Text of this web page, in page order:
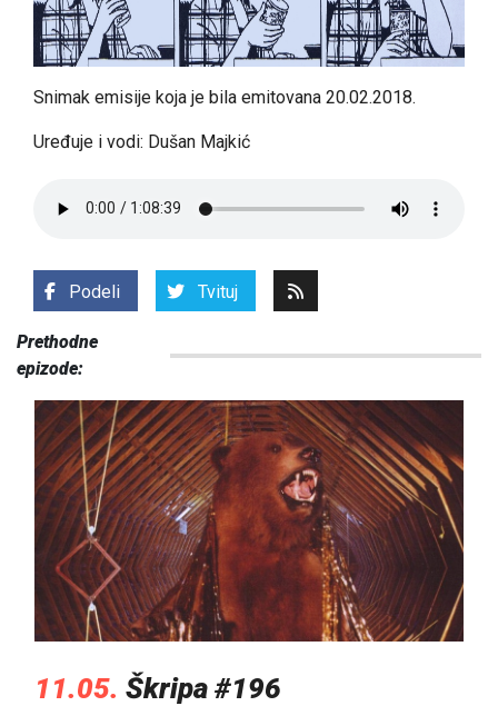
Snimak emisije koja je bila emitovana 20.02.2018.
Uređuje i vodi: Dušan Majkić
Podeli Tvituj
Prethodne
epizode:
11.05. Škripa #196